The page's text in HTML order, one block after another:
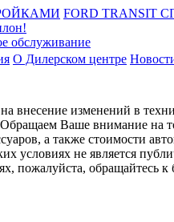
FORD TRANSIT
обслуживание
О Дилерском центре
внесение изменений в
Ваше внимание на
а также стоимости
условиях не является
пожалуйста, обращайтесь